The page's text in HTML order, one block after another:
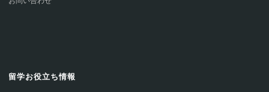
留学お役立ち情報